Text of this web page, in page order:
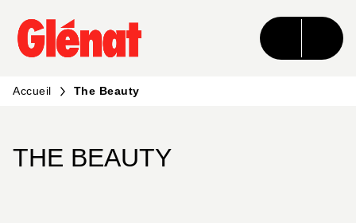
MENU RECHERCHE CONTENU
PIED DE PAGE
Accueil The Beauty
THE BEAUTY